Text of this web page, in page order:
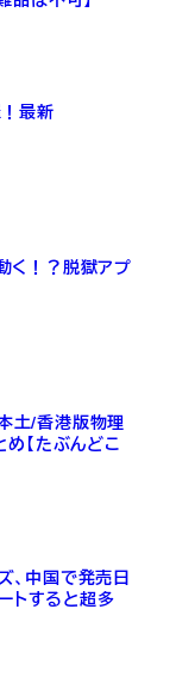
最新
！？脱獄アプ
土/香港版物理
【たぶんどこ
、中国で発売日
トすると超多